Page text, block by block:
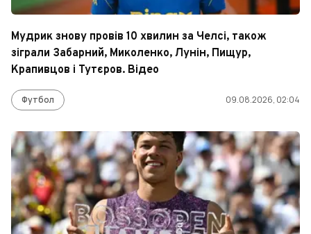
Мудрик знову провів 10 хвилин за Челсі, також
зіграли Забарний, Миколенко, Лунін, Пищур,
Крапивцов і Тутєров. Відео
Футбол 09.08.2026, 02:04